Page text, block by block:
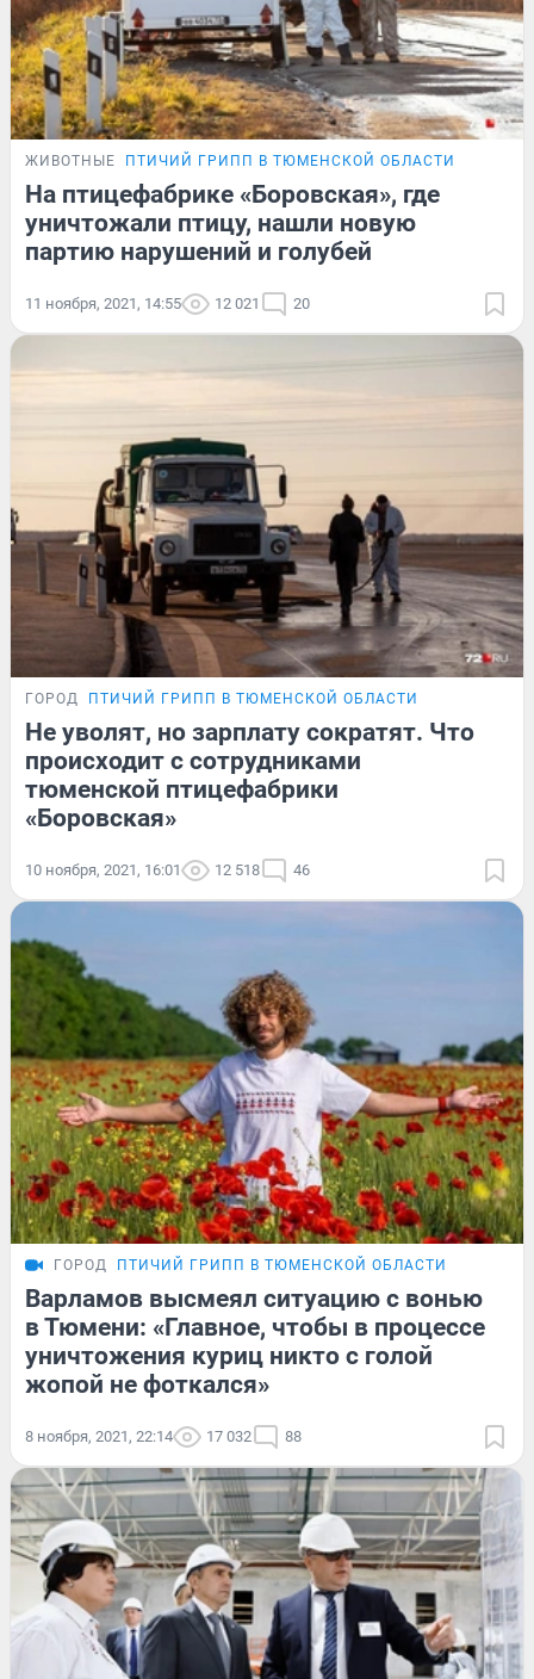
ЖИВОТНЫЕ ПТИЧИЙ ГРИПП В ТЮМЕНСКОЙ ОБЛАСТИ
На птицефабрике «Боровская», где
уничтожали птицу, нашли новую
партию нарушений и голубей
11 ноября, 2021, 14:55 12 021 20
ГОРОД ПТИЧИЙ ГРИПП В ТЮМЕНСКОЙ ОБЛАСТИ
Не уволят, но зарплату сократят. Что
происходит с сотрудниками
тюменской птицефабрики
«Боровская»
10 ноября, 2021, 16:01 12 518 46
ГОРОД ПТИЧИЙ ГРИПП В ТЮМЕНСКОЙ ОБЛАСТИ
Варламов высмеял ситуацию с вонью
в Тюмени: «Главное, чтобы в процессе
уничтожения куриц никто с голой
жопой не фоткался»
8 ноября, 2021, 22:14 17 032 88